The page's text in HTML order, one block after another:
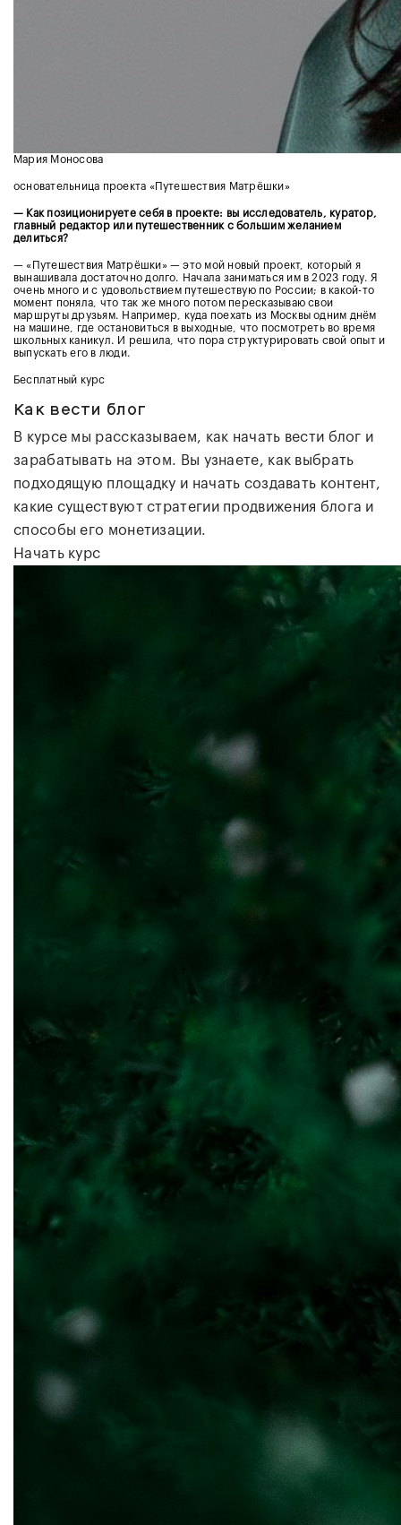
Мария Моносова
основательница проекта «Путешествия Матрёшки»
— Как позиционируете себя в проекте: вы исследователь, куратор,
главный редактор или путешественник с большим желанием
делиться?
— «Путешествия Матрёшки» — это мой новый проект, который я
вынашивала достаточно долго. Начала заниматься им в 2023 году. Я
очень много и с удовольствием путешествую по России; в какой-то
момент поняла, что так же много потом пересказываю свои
маршруты друзьям. Например, куда поехать из Москвы одним днём
на машине, где остановиться в выходные, что посмотреть во время
школьных каникул. И решила, что пора структурировать свой опыт и
выпускать его в люди.
Бесплатный курс
Как вести блог
В курсе мы рассказываем, как начать вести блог и
зарабатывать на этом. Вы узнаете, как выбрать
подходящую площадку и начать создавать контент,
какие существуют стратегии продвижения блога и
способы его монетизации.
Начать курс